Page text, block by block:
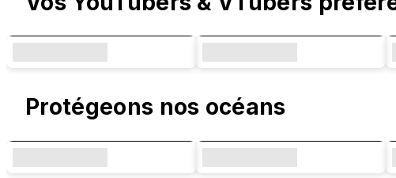
Protégeons nos océans